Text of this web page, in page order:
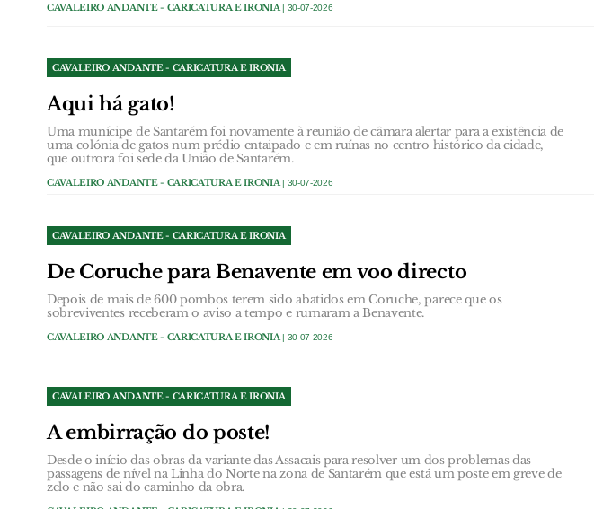
CAVALEIRO ANDANTE - CARICATURA E IRONIA | 30-07-2026
CAVALEIRO ANDANTE - CARICATURA E IRONIA
Aqui há gato!
Uma munícipe de Santarém foi novamente à reunião de câmara alertar para a existência de
uma colónia de gatos num prédio entaipado e em ruínas no centro histórico da cidade,
que outrora foi sede da União de Santarém.
CAVALEIRO ANDANTE - CARICATURA E IRONIA | 30-07-2026
CAVALEIRO ANDANTE - CARICATURA E IRONIA
De Coruche para Benavente em voo directo
Depois de mais de 600 pombos terem sido abatidos em Coruche, parece que os
sobreviventes receberam o aviso a tempo e rumaram a Benavente.
CAVALEIRO ANDANTE - CARICATURA E IRONIA | 30-07-2026
CAVALEIRO ANDANTE - CARICATURA E IRONIA
A embirração do poste!
Desde o início das obras da variante das Assacais para resolver um dos problemas das
passagens de nível na Linha do Norte na zona de Santarém que está um poste em greve de
zelo e não sai do caminho da obra.